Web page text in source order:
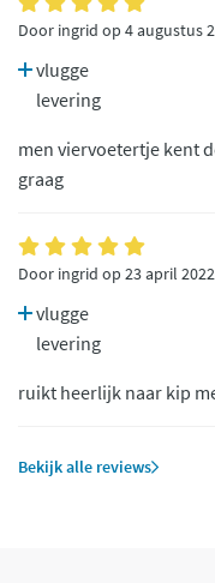
Door ingrid op 4 augustus
vlugge
levering
men viervoetertje kent
graag
Door ingrid op 23 april
vlugge
levering
ruikt heerlijk naar kip
Bekijk alle reviews